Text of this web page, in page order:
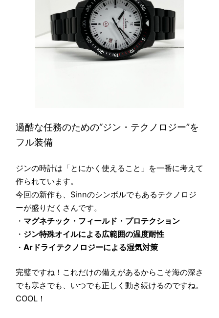
過酷な任務のための“ジン・テクノロジー”を
フル装備
ジンの時計は「とにかく使えること」を一番に考えて
作られています。
今回の新作も、Sinnのシンボルでもあるテクノロジ
ーが盛りだくさんです。
・ マグネチック・フィールド・プロテクション
・ ジン特殊オイルによる広範囲の温度耐性
・ Arドライテクノロジーによる湿気対策
完璧ですね！これだけの備えがあるからこそ海の深さ
でも寒さでも、いつでも正しく動き続けるのですね。
COOL！